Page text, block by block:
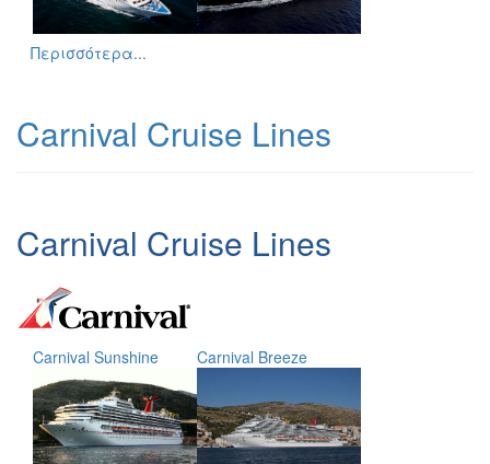
Περισσότερα...
Carnival Cruise Lines
Carnival Cruise Lines
Carnival Sunshine Carnival Breeze